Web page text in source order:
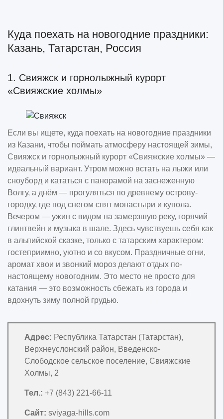
Куда поехать на новогодние праздники:
Казань, Татарстан, Россия
1. Свияжск и горнолыжный курорт
«Свияжские холмы»
Если вы ищете, куда поехать на новогодние праздники
из Казани, чтобы поймать атмосферу настоящей зимы,
Свияжск и горнолыжный курорт «Свияжские холмы» —
идеальный вариант. Утром можно встать на лыжи или
сноуборд и кататься с панорамой на заснеженную
Волгу, а днём — прогуляться по древнему острову-
городку, где под снегом спят монастыри и купола.
Вечером — ужин с видом на замерзшую реку, горячий
глинтвейн и музыка в шале. Здесь чувствуешь себя как
в альпийской сказке, только с татарским характером:
гостеприимно, уютно и со вкусом. Праздничные огни,
аромат хвои и звонкий мороз делают отдых по-
настоящему новогодним. Это место не просто для
катания — это возможность сбежать из города и
вдохнуть зиму полной грудью.
Адрес: Республика Татарстан (Татарстан),
Верхнеуслонский район, Введенско-
Слободское сельское поселение, Свияжские
Холмы, 2
Тел.: +7 (843) 221-66-11
Сайт: sviyaga-hills.com